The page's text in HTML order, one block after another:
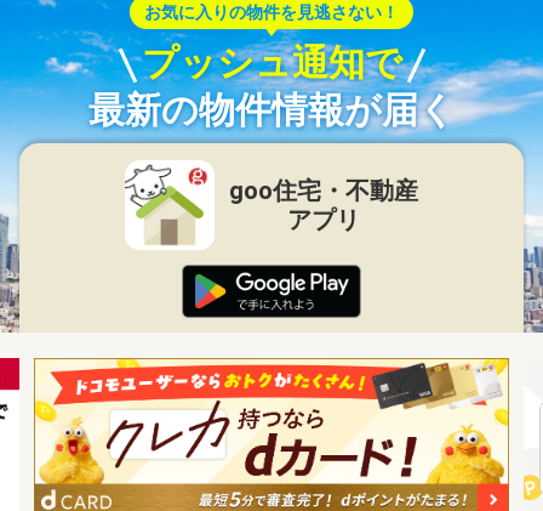
お気に入りの物件を見逃さない！
プッシュ通知で
最新の物件情報が届く
goo住宅・不動産
アプリ